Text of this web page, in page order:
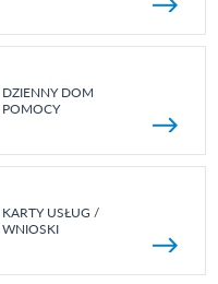
DZIENNY DOM
POMOCY
KARTY USŁUG /
WNIOSKI